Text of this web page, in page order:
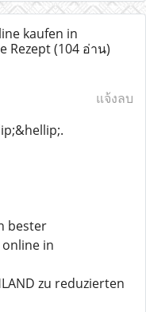
kaufen in
Rezept(104 อ่าน)
แจ้งลบ
bester
in
zu reduzierten